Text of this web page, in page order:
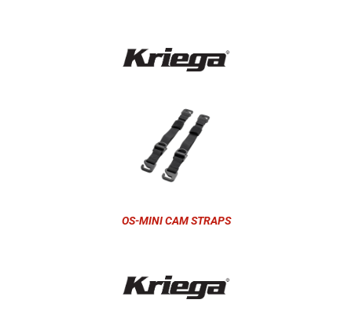
OS-MINI CAM STRAPS